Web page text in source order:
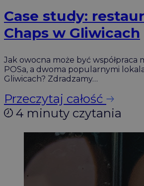
Case study:
Chaps w Gliwicach
Jak owocna może być współpraca
POSa, a dwoma popularnymi
Gliwicach? Zdradzamy…
Przeczytaj całość
4 minuty czytania